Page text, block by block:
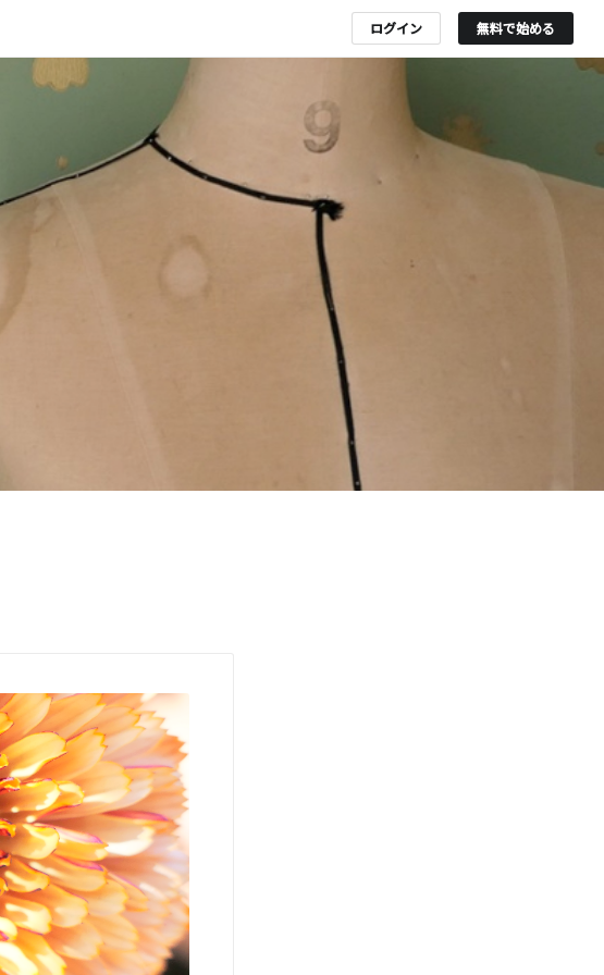
ログイン 無料で始める